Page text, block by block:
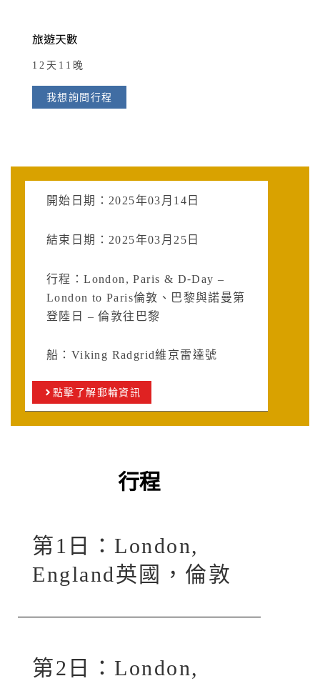
旅遊天數
12天11晚
我想詢問行程
開始日期：2025年03月14日
結束日期：2025年03月25日
行程：London, Paris & D-Day –
London to Paris倫敦、巴黎與諾曼第
登陸日 – 倫敦往巴黎
船：Viking Radgrid維京雷達號
點擊了解郵輪資訊
行程
第1日：London,
England英國，倫敦
第2日：London,